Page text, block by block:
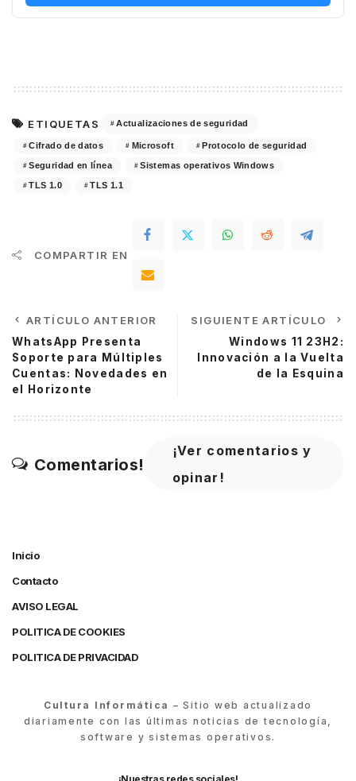
ETIQUETAS Actualizaciones de seguridad
Cifrado de datos Microsoft Protocolo de seguridad
Seguridad en línea Sistemas operativos Windows
TLS 1.0 TLS 1.1
COMPARTIR EN
ARTÍCULO ANTERIOR
WhatsApp Presenta
Soporte para Múltiples
Cuentas: Novedades en
el Horizonte
SIGUIENTE ARTÍCULO
Windows 11 23H2:
Innovación a la Vuelta
de la Esquina
Comentarios!
¡Ver comentarios y
opinar!
Inicio
Contacto
AVISO LEGAL
POLITICA DE COOKIES
POLITICA DE PRIVACIDAD
Cultura Informática – Sitio web actualizado
diariamente con las últimas noticias de tecnología,
software y sistemas operativos.